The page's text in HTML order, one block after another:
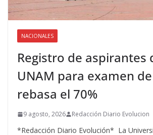
NACIONALES
Registro de aspirantes
UNAM para examen
rebasa el 70%
9 agosto, 2026 Redacción Diario Evolucion
*Redacción Diario Evolución* La